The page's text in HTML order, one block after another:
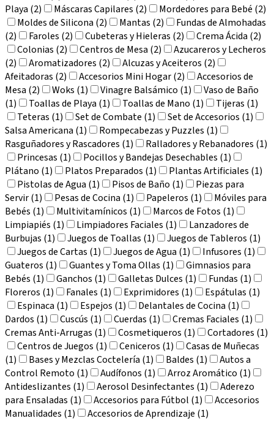
Playa (2)
Máscaras Capilares (2)
Mordedores para Bebé (2)
Moldes de Silicona (2)
Mantas (2)
Fundas de Almohadas
(2)
Faroles (2) Cubeteras y Hieleras (2)
Crema Ácida (2)
Colonias (2)
Centros de Mesa (2)
Azucareros y Lecheros
(2)
Aromatizadores (2)
Alcuzas y Aceiteros (2)
Afeitadoras (2)
Accesorios Mini Hogar (2)
Accesorios de
Mesa (2)
Woks (1) Vinagre Balsámico (1)
Vaso de Baño
(1)
Toallas de Playa (1) Toallas de Mano (1)
Tijeras (1)
Teteras (1)
Set de Combate (1)
Set de Accesorios (1)
Salsa Americana (1)
Rompecabezas y Puzzles (1)
Rasguñadores y Rascadores (1)
Ralladores y Rebanadores (1)
Princesas (1)
Pocillos y Bandejas Desechables (1)
Plátano (1)
Platos Preparados (1)
Plantas Artificiales (1)
Pistolas de Agua (1)
Pisos de Baño (1)
Piezas para
Servir (1)
Pesas de Cocina (1) Papeleros (1)
Móviles para
Bebés (1)
Multivitamínicos (1)
Marcos de Fotos (1)
Limpiapiés (1)
Limpiadores Faciales (1)
Lanzadores de
Burbujas (1)
Juegos de Toallas (1)
Juegos de Tableros (1)
Juegos de Cartas (1)
Juegos de Agua (1)
Infusores (1)
Guateros (1)
Guantes y Toma Ollas (1)
Gimnasios para
Bebés (1)
Ganchos (1) Galletas Dulces (1)
Fundas (1)
Floreros (1)
Fanales (1) Exprimidores (1)
Espátulas (1)
Espinaca (1)
Espejos (1)
Delantales de Cocina (1)
Dardos (1)
Cuscús (1) Cuerdas (1)
Cremas Faciales (1)
Cremas Anti-Arrugas (1)
Cosmetiqueros (1)
Cortadores (1)
Centros de Juegos (1)
Ceniceros (1)
Casas de Muñecas
(1)
Bases y Mezclas Coctelería (1) Baldes (1)
Autos a
Control Remoto (1)
Audífonos (1)
Arroz Aromático (1)
Antideslizantes (1)
Aerosol Desinfectantes (1)
Aderezo
para Ensaladas (1)
Accesorios para Fútbol (1)
Accesorios
Manualidades (1)
Accesorios de Aprendizaje (1)